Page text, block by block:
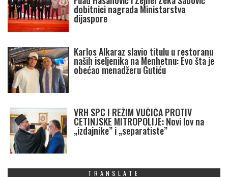
dobitnici nagrada Ministarstva
dijaspore
Karlos Alkaraz slavio titulu u restoranu
naših iseljenika na Menhetnu: Evo šta je
obećao menadžeru Gutiću
VRH SPC I REŽIM VUČIĆA PROTIV
CETINJSKE MITROPOLIJE: Novi lov na
„izdajnike” i „separatiste”
TRANSLATE